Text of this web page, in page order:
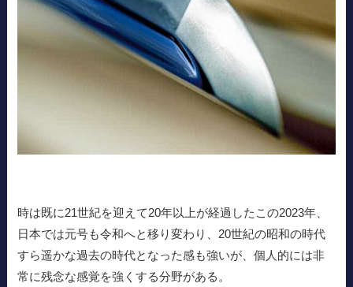
時は既に21世紀を迎えて20年以上が経過したこの2023年、
日本では元号も令和へと移り変わり、20世紀の昭和の時代
すら遥かな過去の時代となった感も強いが、個人的には非
常に残念な感覚を強くする分野がある。